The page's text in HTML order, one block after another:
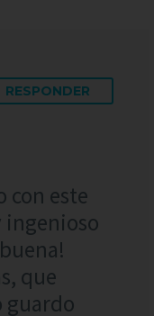
RESPONDER
con este
ingenioso
que
guardo